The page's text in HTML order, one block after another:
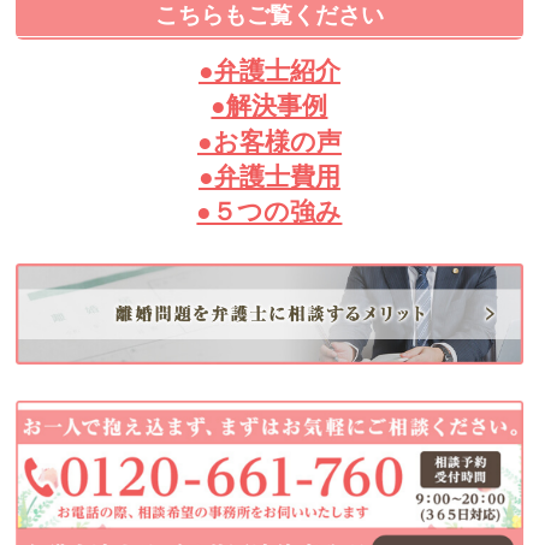
こちらもご覧ください
●弁護士紹介
●解決事例
●お客様の声
●弁護士費用
●５つの強み